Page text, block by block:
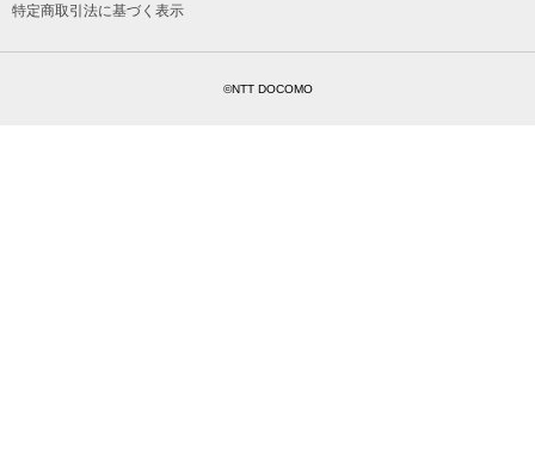
特定商取引法に基づく表示
©NTT DOCOMO